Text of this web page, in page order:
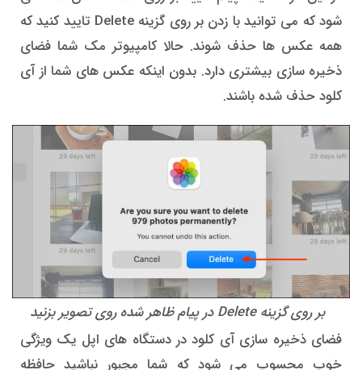
شود که می توانید با زدن بر روی گزینه Delete تایید کنید که
همه عکس ها حذف شوند. حالا کامپیوتر مک شما فضای
ذخیره سازی بیشتری دارد. بدون اینکه عکس های شما از آی
کلود حذف شده باشند.
بر روی گزینه Delete در پیام ظاهر شده روی تصویر بزنید
فضای ذخیره سازی آی کلود در دستگاه های اپل یک ویژگی
خوب محسوب می شود که شما مجبور نباشید حافظه